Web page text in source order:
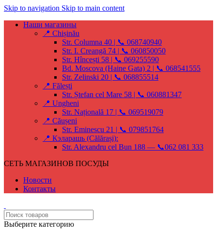
Skip to navigation Skip to main content
Наши магазины
📍 Chișinău
Str. Columna 40 | 📞 068740940
Str. I. Creangă 74 | 📞 060850050
Str. Hîncești 58 | 📞 069255590
Bd. Moscova (Haine Gata) 2 | 📞 068541555
Str. Zelinski 20 | 📞 068855514
📍 Fălești
Str. Ștefan cel Mare 58 | 📞 060881347
📍 Ungheni
Str. Națională 17 | 📞 069519079
📍 Căușeni
Str. Eminescu 21 | 📞 079851764
📍 Кэларашь (Călărași):
Str. Alexandru cel Bun 188 — 📞062 081 333
СЕТЬ МАГАЗИНОВ ПОСУДЫ
Новости
Контакты
Выберите категорию